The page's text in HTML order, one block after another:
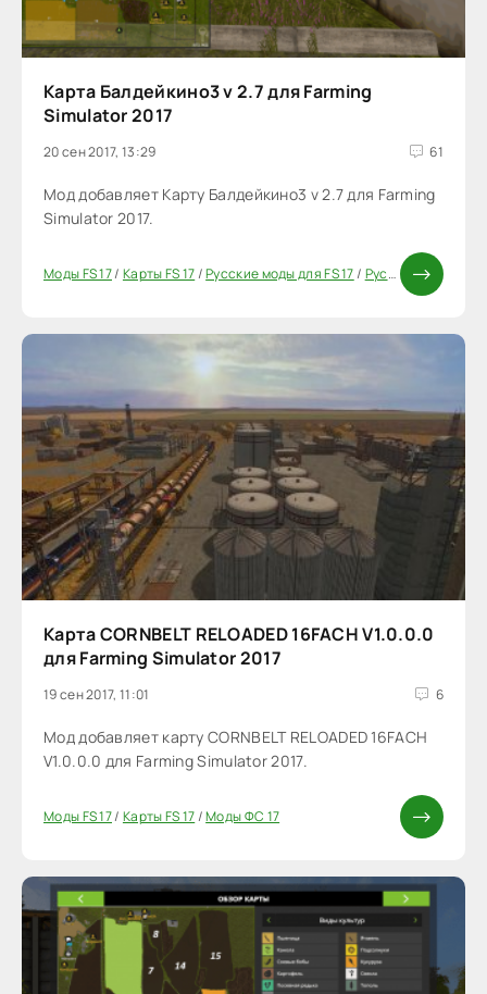
Карта Балдейкино3 v 2.7 для Farming
Simulator 2017
20 сен 2017, 13:29 61
Мод добавляет Карту Балдейкино3 v 2.7 для Farming
Simulator 2017.
Моды FS 17/ Карты FS 17/Русские моды для FS 17/ Русские карты для FS 17
Карта CORNBELT RELOADED 16FACH V1.0.0.0
для Farming Simulator 2017
19 сен 2017, 11:01 6
Мод добавляет карту CORNBELT RELOADED 16FACH
V1.0.0.0 для Farming Simulator 2017.
Моды FS 17/ Карты FS 17/Моды ФС 17